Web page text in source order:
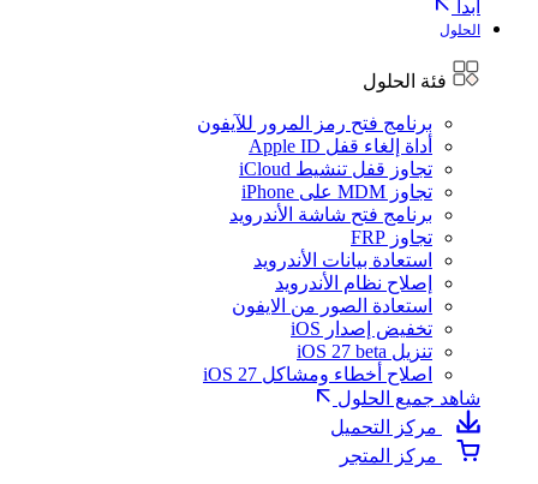
ابدأ
الحلول
فئة الحلول
برنامج فتح رمز المرور للآيفون
أداة إلغاء قفل Apple ID
تجاوز قفل تنشيط iCloud
تجاوز MDM على iPhone
برنامج فتح شاشة الأندرويد
تجاوز FRP
استعادة بيانات الأندرويد
إصلاح نظام الأندرويد
استعادة الصور من الايفون
تخفيض إصدار iOS
تنزيل iOS 27 beta
اصلاح أخطاء ومشاكل iOS 27
شاهد جميع الحلول
مركز التحميل
مركز المتجر